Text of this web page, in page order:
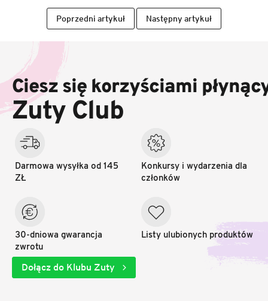
Poprzedni artykuł Następny artykuł
p
k
a
Ciesz się korzyściami
Zuty Club
Darmowa wysyłka od 145
ZŁ
30-dniowa gwarancja
zwrotu
Konkursy i wydarzenia dla
członków
Listy ulubionych produktów
Dołącz do Klubu Zuty